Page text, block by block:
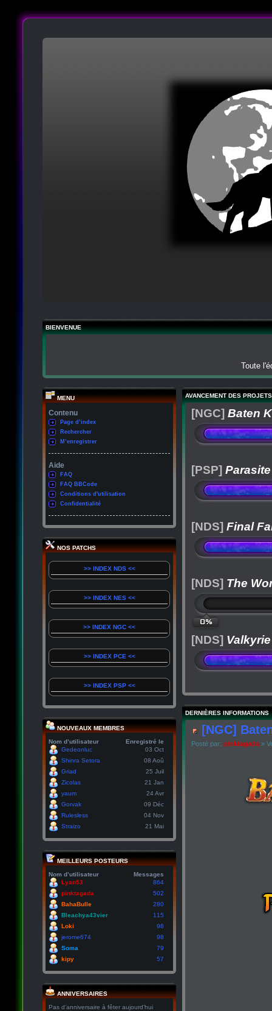
BIENVENUE
Toute
MENU
Contenu
Page d’index
Rechercher
M’enregistrer
Aide
FAQ
FAQ BBCode
Conditions d'utilisation
Confidentialité
NOS PATCHS
>> INDEX NDS <<
>> INDEX NES <<
>> INDEX NGC <<
>> INDEX PCE <<
>> INDEX PSP <<
NOUVEAUX MEMBRES
Nom d’utilisateur
Enregistré le
Gedeonluc
03 Oct
Shinra Setora
08 Aoû
Griad
25 Juil
Zicolas
21 Jan
yaum
24 Avr
Gorvak
09 Déc
Rulesless
04 Nov
Straizo
21 Mai
MEILLEURS POSTEURS
Nom d’utilisateur
Messages
Lyan53
864
pinktagada
502
BahaBulle
280
Bleachya43vier
115
Loki
98
jerome674
98
Soma
79
kipy
57
ANNIVERSAIRES
Pas d’anniversaire à fêter aujourd’hui
AVANCEMENT DES PROJETS
[NGC] Baten
[PSP]
[NDS] Final
[NDS] The
0%
[NDS]
DERNIÈRES INFORMATIONS
[NGC]
Posté par: pinktagada »